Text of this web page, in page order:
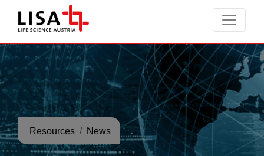
Resources News